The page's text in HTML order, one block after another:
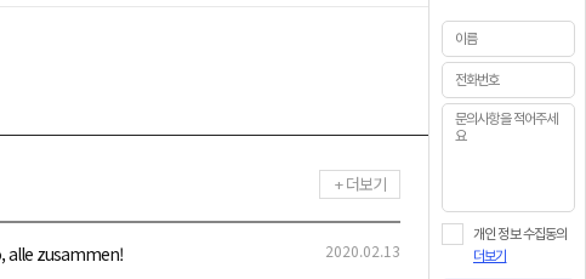
alle zusammen! 2020.02.13
+ 더보기
개인 정보 수집동의
더보기